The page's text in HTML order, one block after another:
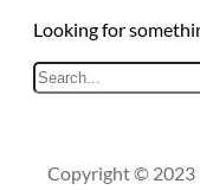
Looking for
Copyright © 2023